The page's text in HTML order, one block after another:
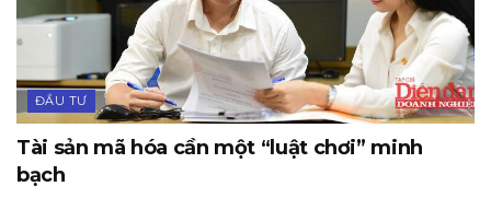
ĐẦU TƯ
Tài sản mã hóa cần một “luật chơi” minh
bạch